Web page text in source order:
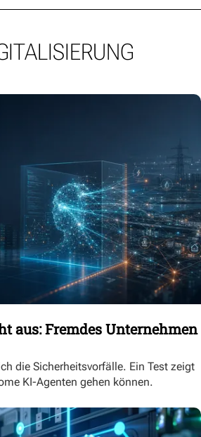
aus: Fremdes Unternehmen
die Sicherheitsvorfälle. Ein Test zeigt
KI-Agenten gehen können.